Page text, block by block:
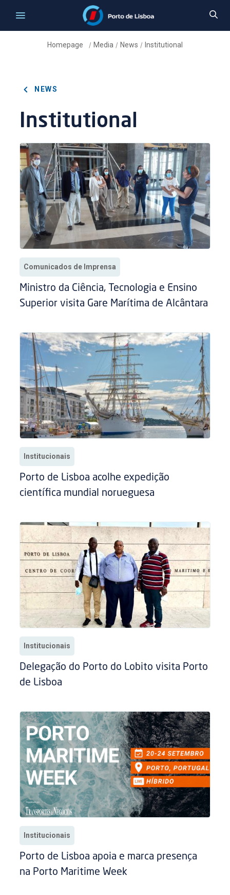
Homepage / Media/ News / Institutional
NEWS
Institutional
Comunicados de Imprensa
Ministro da Ciência, Tecnologia e Ensino
Superior visita Gare Marítima de Alcântara
Institucionais
Porto de Lisboa acolhe expedição
científica mundial norueguesa
Institucionais
Delegação do Porto do Lobito visita Porto
de Lisboa
Institucionais
Porto de Lisboa apoia e marca presença
na Porto Maritime Week